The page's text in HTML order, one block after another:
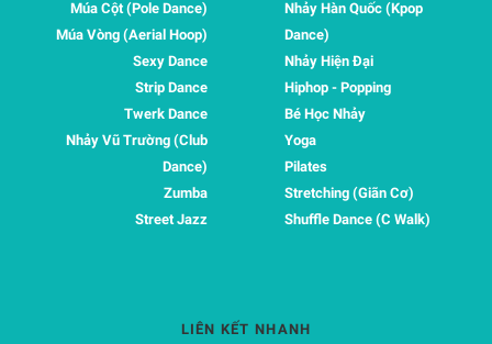
Múa Cột (Pole Dance)
Múa Vòng (Aerial Hoop)
Sexy Dance
Strip Dance
Twerk Dance
Nhảy Vũ Trường (Club
Dance)
Zumba
Street Jazz
Nhảy Hàn Quốc (Kpop
Dance)
Nhảy Hiện Đại
Hiphop - Popping
Bé Học Nhảy
Yoga
Pilates
Stretching (Giãn Cơ)
Shuffle Dance (C Walk)
LIÊN KẾT NHANH